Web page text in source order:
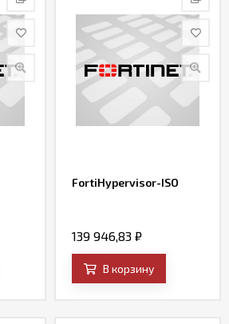
FortiHypervisor-ISO
139 946,83 ₽
В корзину